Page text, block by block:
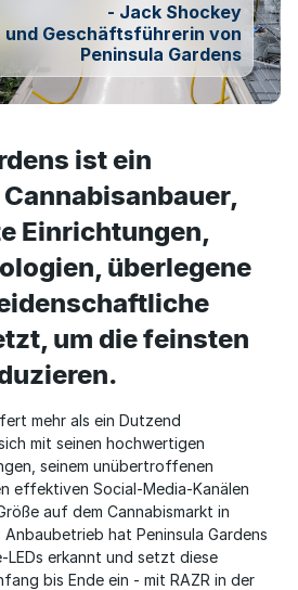
- Jack Shockey
und Geschäftsführerin von
Peninsula Gardens
ist ein
Einrichtungen,
überlegene
um die feinsten
mehr als ein Dutzend
mit seinen hochwertigen
seinem unübertroffenen
effektiven Social-Media-Kanälen
auf dem Cannabismarkt in
hat Peninsula Gardens
LEDs erkannt und setzt diese
bis Ende ein - mit RAZR in der